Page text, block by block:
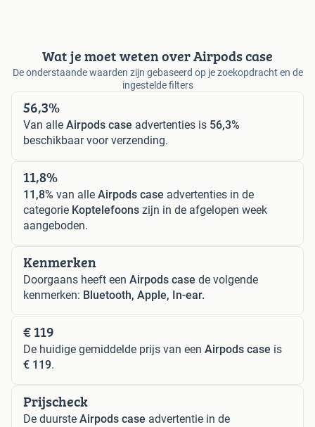
Wat je moet weten over Airpods case
De onderstaande waarden zijn gebaseerd op je zoekopdracht en de
ingestelde filters
56,3%
Van alle Airpods case advertenties is 56,3%
beschikbaar voor verzending.
11,8%
11,8% van alle Airpods case advertenties in de
categorie Koptelefoons zijn in de afgelopen week
aangeboden.
Kenmerken
Doorgaans heeft een Airpods case de volgende
kenmerken: Bluetooth, Apple, In-ear.
€ 119
De huidige gemiddelde prijs van een Airpods case is
€ 119.
Prijscheck
De duurste Airpods case advertentie in de